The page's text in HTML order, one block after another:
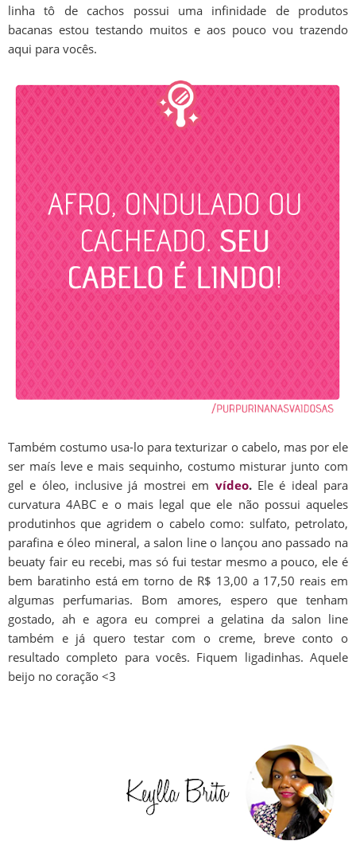
linha tô de cachos possui uma infinidade de produtos
bacanas estou testando muitos e aos pouco vou trazendo
aqui para vocês.
Também costumo usa-lo para texturizar o cabelo, mas por ele
ser maís leve e mais sequinho, costumo misturar junto com
gel e óleo, inclusive já mostrei em vídeo. Ele é ideal para
curvatura 4ABC e o mais legal que ele não possui aqueles
produtinhos que agridem o cabelo como: sulfato, petrolato,
parafina e óleo mineral, a salon line o lançou ano passado na
beuaty fair eu recebi, mas só fui testar mesmo a pouco, ele é
bem baratinho está em torno de R$ 13,00 a 17,50 reais em
algumas perfumarias. Bom amores, espero que tenham
gostado, ah e agora eu comprei a gelatina da salon line
também e já quero testar com o creme, breve conto o
resultado completo para vocês. Fiquem ligadinhas. Aquele
beijo no coração <3